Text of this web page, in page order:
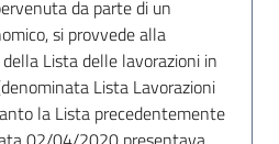
da parte di un
si provvede alla
Lista delle lavorazioni in
Lista Lavorazioni
la Lista precedentemente